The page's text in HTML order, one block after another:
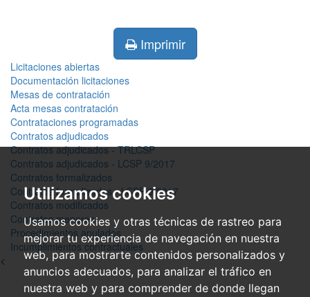
Utilizamos cookies
Usamos cookies y otras técnicas de rastreo para
mejorar tu experiencia de navegación en nuestra
web, para mostrarte contenidos personalizados y
anuncios adecuados, para analizar el tráfico en
nuestra web y para comprender de donde llegan
Imprimir
Licitaciones abiertas
Documentación licitaciones
Mesas de contratación
Acta mesas contratación
Contrataciones programadas
Contratos adjudicados
Contratos adjudicados - TRLCSP
Contratos adjudicados - LCSP 9/2017
Contratos formalizados
Contratos formalizados - LCSP 9/2017
Contratos modificados
Contratos menores
Procedimientos anulados
Incumplimientos contractuales
<